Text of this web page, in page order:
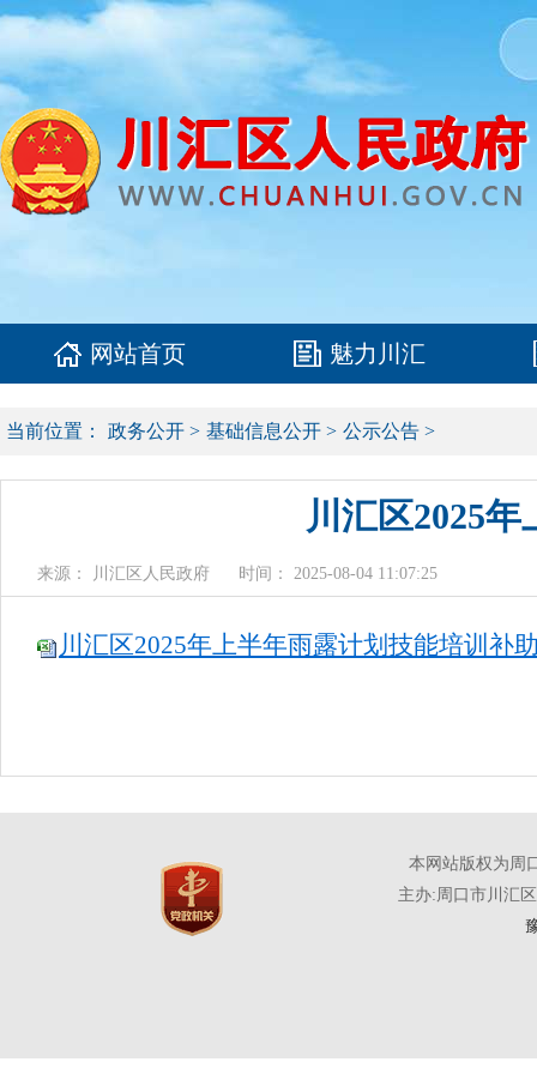
网站首页 魅力川汇
当前位置： 政务公开 > 基础信息公开 > 公示公告 >
川汇区2025
来源： 川汇区人民政府 时间： 2025-08-04 11:07:25
川汇区2025年上半年雨露计划技能培训补
本网站版权为周
主办:周口市川汇